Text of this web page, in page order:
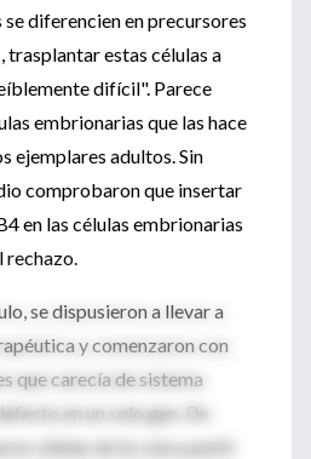
diferencien en precursores
trasplantar estas células a
difícil". Parece
embrionarias que las hace
ejemplares adultos. Sin
comprobaron que insertar
en las células embrionarias
rechazo.
se dispusieron a llevar a
y comenzaron con
que carecía de sistema
en un solo gen. De
células de la cola a partir